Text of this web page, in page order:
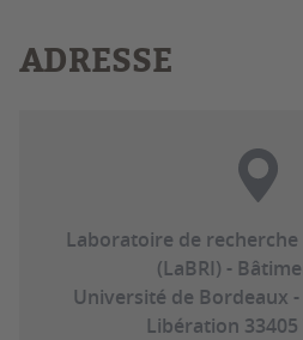
ADRESSE
Laboratoire de
(LaBRI) -
Université de Bordeaux
Libération 33405